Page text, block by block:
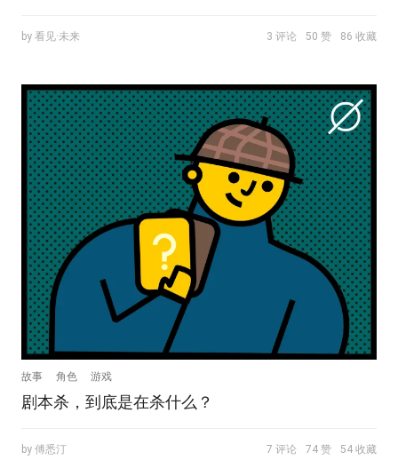
by 看见·未来 3 评论 50 赞 86 收藏
故事 角色 游戏
剧本杀，到底是在杀什么？
by 傅悉汀 7 评论 74 赞 54 收藏